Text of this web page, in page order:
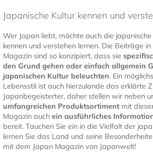
Japanische Kultur kennen und
Wer Japan liebt, möchte auch die
kennen und verstehen lernen. Die Beiträge
Magazin sind so konzipiert, dass sie
den Grund gehen oder einfach allgemein
japanischen Kulturbeleuchten. Ein
Lebensstil ist auch hierzulande das erklärte
Japanbegeisterter, daher stellen wir neben
umfangreichen Produktsortimentmit
Magazin auch ein ausführliches
bereit. Tauchen Sie ein in die Vielfalt der
lernen Sie das Land und seine
mit dem Japan Magazin von Japanwelt!